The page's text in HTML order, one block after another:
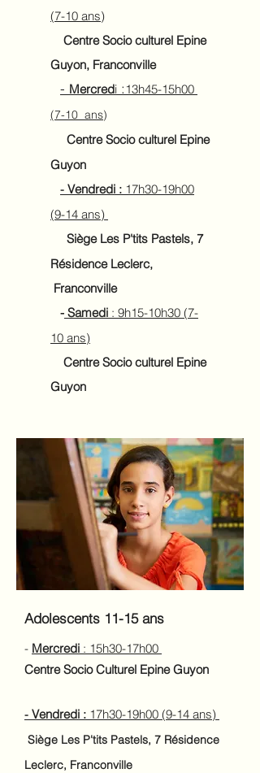
(7-10 ans)
Centre Socio culturel Epine
Guyon, Franconville
- Mercredi : 13h45-15h00
(7-10 ans)
Centre Socio culturel Epine
Guyon
- Vendredi : 17h30-19h00
(9-14 ans)
Siège Les P'tits Pastels, 7
Résidence Leclerc,
Franconville
- Samedi : 9h15-10h30 (7-
10 ans)
Centre Socio culturel Epine
Guyon
Adolescents 11-15 ans
​- Mercredi : 15h30-17h00
Centre Socio Culturel Epine Guyon
- Vendredi : 17h30-19h00 (9-14 ans)
Siège Les P'tits Pastels, 7 Résidence
Leclerc, Franconville